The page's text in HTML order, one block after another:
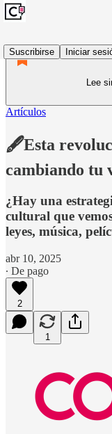
Suscribirse
Iniciar
Lee
Artículos
🖋️Esta
cambiando tu
¿Hay una
cultural que
leyes, música,
abr 10, 2025
∙ De pago
2
1